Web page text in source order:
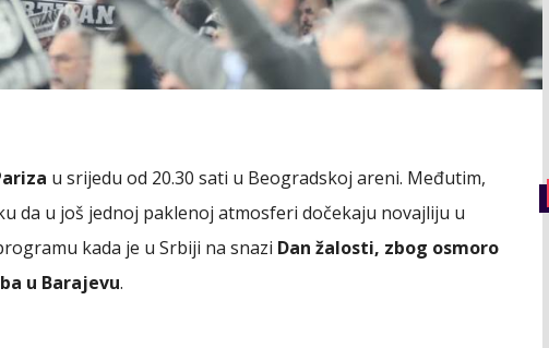
u srijedu od 20.30 sati u Beogradskoj areni. Međutim,
da u još jednoj paklenoj atmosferi dočekaju novajliju u
kada je u Srbiji na snazi Dan žalosti, zbog osmoro
u Barajevu.